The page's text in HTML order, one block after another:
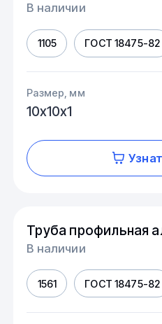
В наличии
1105 ГОСТ 18475-82
Размер, мм
10х10х1
Труба профильная
В наличии
1561 ГОСТ 18475-82